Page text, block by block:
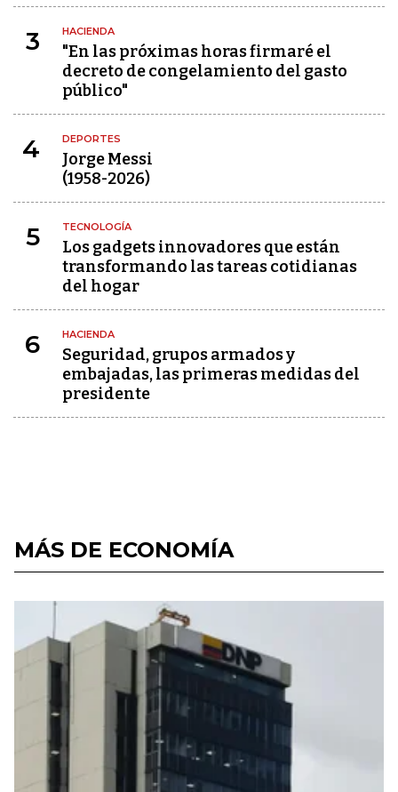
3 HACIENDA
"En las próximas horas firmaré el
decreto de congelamiento del gasto
público"
4 DEPORTES
Jorge Messi
(1958-2026)
5 TECNOLOGÍA
Los gadgets innovadores que están
transformando las tareas cotidianas
del hogar
6 HACIENDA
Seguridad, grupos armados y
embajadas, las primeras medidas del
presidente
MÁS DE ECONOMÍA